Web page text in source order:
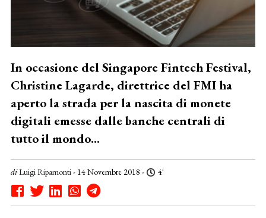
In occasione del Singapore Fintech Festival,
Christine Lagarde, direttrice del FMI ha
aperto la strada per la nascita di monete
digitali emesse dalle banche centrali di
tutto il mondo...
diLuigi Ripamonti- 14 Novembre 2018 - 4'